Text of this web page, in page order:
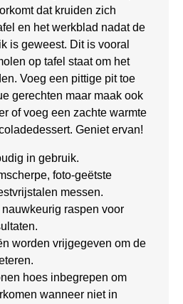
dat kruiden zich
en het werkblad nadat de
is geweest. Dit is vooral
op tafel staat om het
Voeg een pittige pit toe
gerechten maar maak ook
of voeg een zachte warmte
Geniet ervan!
in gebruik.
foto-geëtste
messen.
raspen voor
worden vrijgegeven om de
hoes inbegrepen om
wanneer niet in